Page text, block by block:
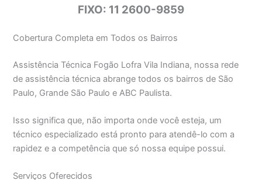
FIXO: 11 2600-9859
Cobertura Completa em Todos os Bairros
Assistência Técnica Fogão Lofra Vila Indiana, nossa rede
de assistência técnica abrange todos os bairros de São
Paulo, Grande São Paulo e ABC Paulista.
Isso significa que, não importa onde você esteja, um
técnico especializado está pronto para atendê-lo com a
rapidez e a competência que só nossa equipe possui.
Serviços Oferecidos